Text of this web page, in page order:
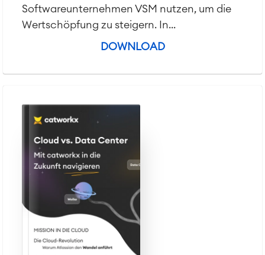
Industrielle Instandhaltung
Project & Work Management
Überstunden
LMS / eLearning
ERP Solutions
Knowledge & Information
Enterprise Wiki
Meetings
Social Intranet
Virtual Office
■
■
Softwareunternehmen VSM nutzen, um die
Wertschöpfung zu steigern. In...
DOWNLOAD